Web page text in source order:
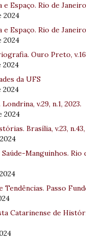
Espaço. Rio de
2024
Espaço. Rio de Janeiro,
2024
Ouro Preto, v.16,
2024
da UFS
2024
v.29, n.1, 2023.
2024
Brasília, v.23, n.43,
Manguinhos. Rio
Passo
Catarinense de